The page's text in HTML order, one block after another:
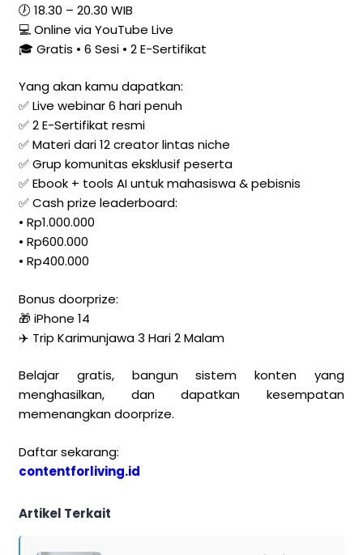
🕖 18.30 – 20.30 WIB
💻 Online via YouTube Live
🎓 Gratis • 6 Sesi • 2 E-Sertifikat
Yang akan kamu dapatkan:
✅ Live webinar 6 hari penuh
✅ 2 E-Sertifikat resmi
✅ Materi dari 12 creator lintas niche
✅ Grup komunitas eksklusif peserta
✅ Ebook + tools AI untuk mahasiswa & pebisnis
✅ Cash prize leaderboard:
• Rp1.000.000
• Rp600.000
• Rp400.000
Bonus doorprize:
🎁 iPhone 14
✈️ Trip Karimunjawa 3 Hari 2 Malam
Belajar gratis, bangun sistem konten yang
menghasilkan, dan dapatkan kesempatan
memenangkan doorprize.
Daftar sekarang:
contentforliving.id
Artikel Terkait